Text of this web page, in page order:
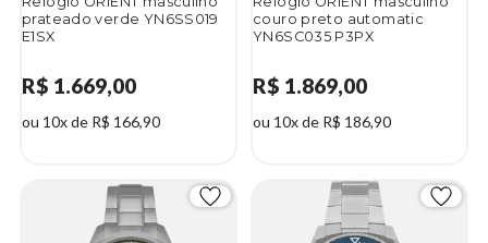
prateado verde YN6SS019
E1SX
R$ 1.669,00
ou 10x de R$ 166,90
couro preto automatic
YN6SC035 P3PX
R$ 1.869,00
ou 10x de R$ 186,90